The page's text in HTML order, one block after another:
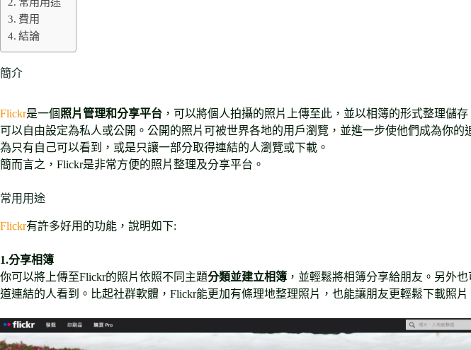
費用
結論
簡介
Flickr是一個照片管理和分享平台 ，可以將個人拍攝的照片上傳至此，並以相簿的形式整理儲
可以自由設定為私人或公開。公開的照片可被世界各地的用戶瀏覽，並進一步使他們成為你的
為只有自己可以看到，或是只讓一部分取得連結的人瀏覽或下載。
簡而言之，Flickr是非常方便的照片整理及分享平台。
常用用途
Flickr有許多好用的功能，說明如下:
1.分享相簿
你可以將上傳至Flickr的照片依照不同主題分類並建立相簿 ，並輕鬆將相簿分享給朋友。另外
道連結的人看到。比起社群軟體，Flickr能更加有條理地整理照片，也能讓朋友更輕鬆下載照片